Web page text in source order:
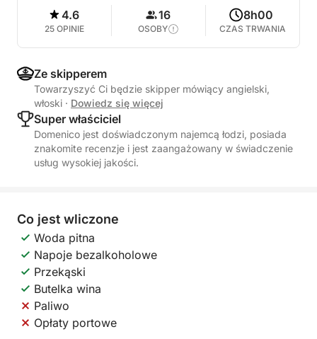
4.6
25 OPINIE
16
OSOBY
8h00
CZAS TRWANIA
Ze skipperem
Towarzyszyć Ci będzie skipper mówiący angielski,
włoski · Dowiedz się więcej
Super właściciel
Domenico jest doświadczonym najemcą łodzi, posiada
znakomite recenzje i jest zaangażowany w świadczenie
usług wysokiej jakości.
Co jest wliczone
Woda pitna
Napoje bezalkoholowe
Przekąski
Butelka wina
Paliwo
Opłaty portowe